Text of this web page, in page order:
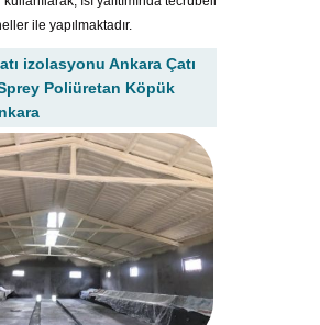
ile yapılmaktadır.
izolasyonu Ankara Çatı
Sprey Poliüretan Köpük